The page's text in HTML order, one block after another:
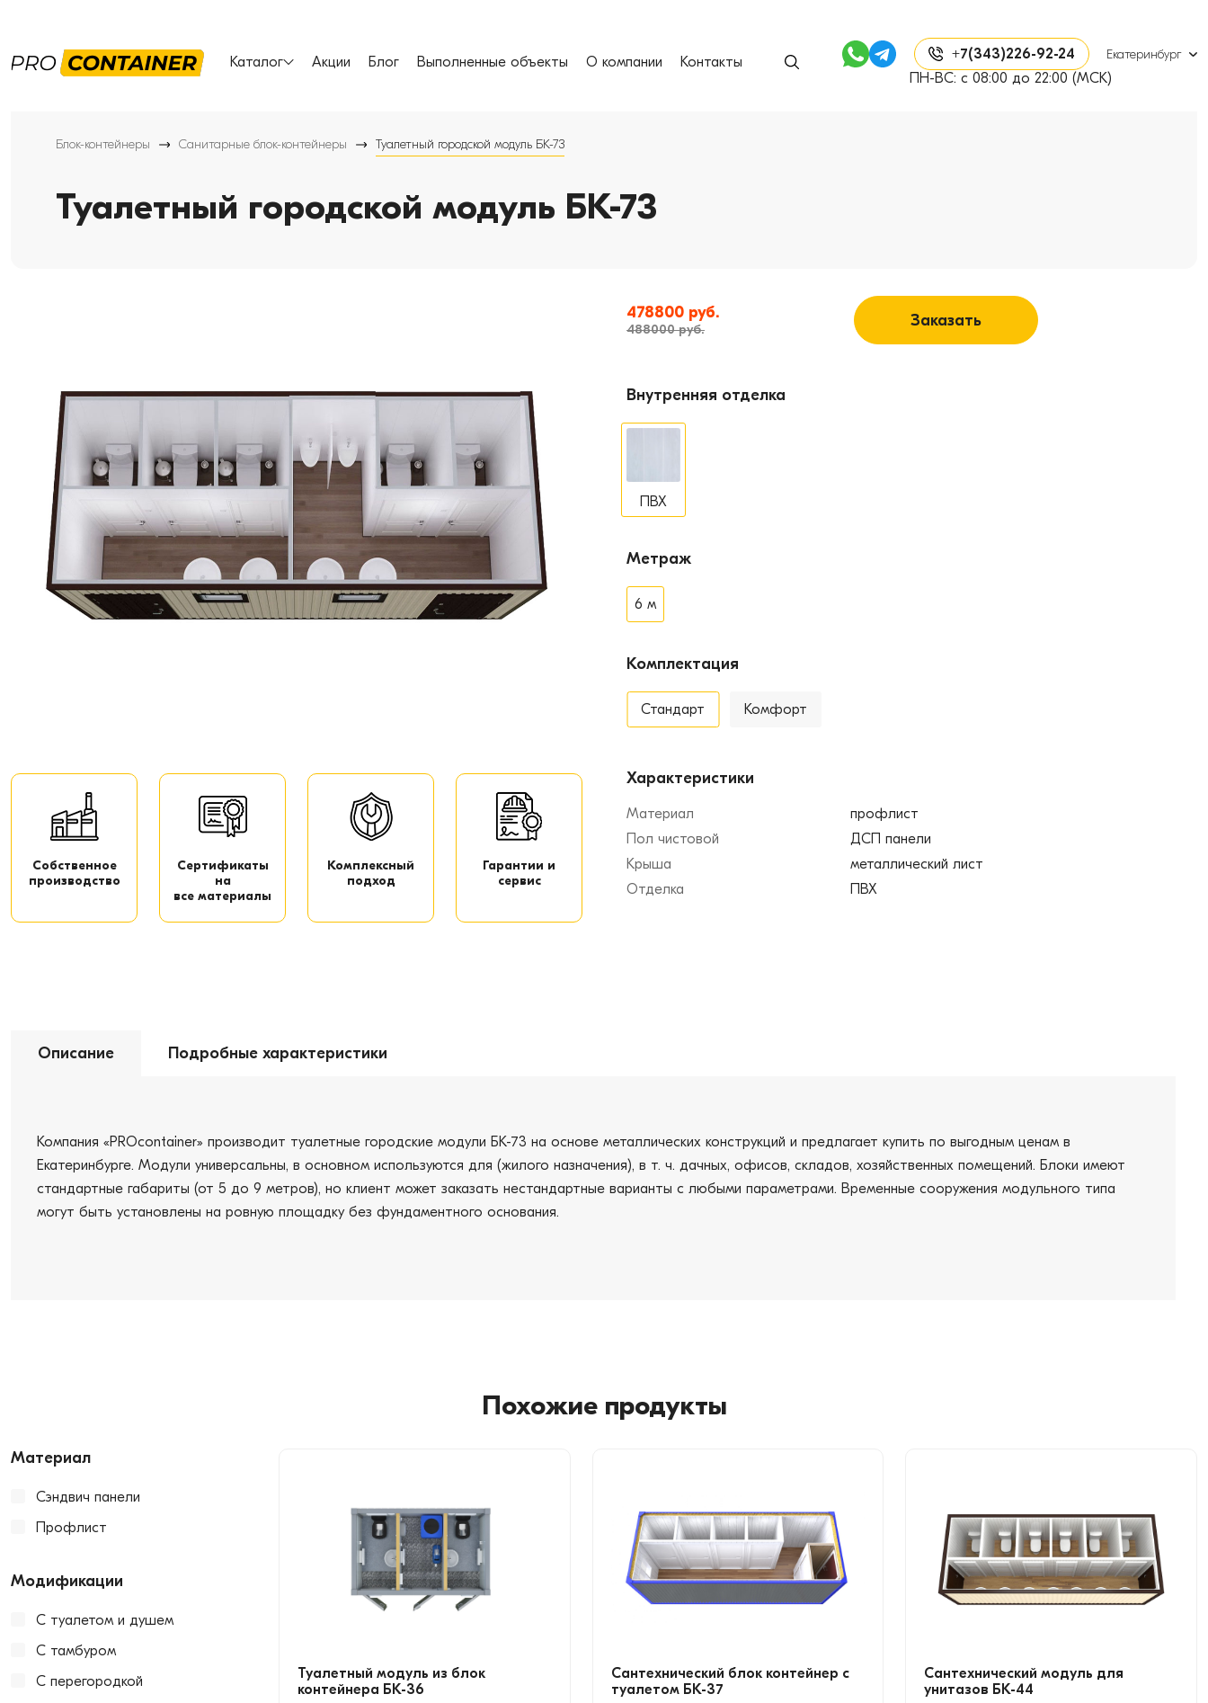
Каталог Акции Блог Выполненные объекты О компании Контакты +7(343)226-92-24 Екатеринбург
ПН-ВС: с 08:00 до 22:00 (МСК)
Блок-контейнеры Санитарные блок-контейнеры Туалетный городской модуль БК-73
Туалетный городской модуль БК-73
Собственное
производство
Сертификаты
на
все материалы
Комплексный
подход
Гарантии и
сервис
478800 руб.
488000 руб. Заказать
Внутренняя отделка
ПВХ
Метраж
6 м
Комплектация
Стандарт Комфорт
Характеристики
Материал
профлист
Пол чистовой
ДСП панели
Крыша
металлический лист
Отделка
ПВХ
Описание Подробные характеристики
Компания «PROcontainer» производит туалетные городские модули БК-73 на основе металлических конструкций и предлагает купить по выгодным ценам в
Екатеринбурге. Модули универсальны, в основном используются для (жилого назначения), в т. ч. дачных, офисов, складов, хозяйственных помещений. Блоки имеют
стандартные габариты (от 5 до 9 метров), но клиент может заказать нестандартные варианты с любыми параметрами. Временные сооружения модульного типа
могут быть установлены на ровную площадку без фундаментного основания.
Похожие продукты
Материал
Сэндвич панели
Профлист
Модификации
С туалетом и душем
С тамбуром
С перегородкой
Туалетный модуль из блок
контейнера БК-36
Сантехнический блок контейнер с
туалетом БК-37
Сантехнический модуль для
унитазов БК-44